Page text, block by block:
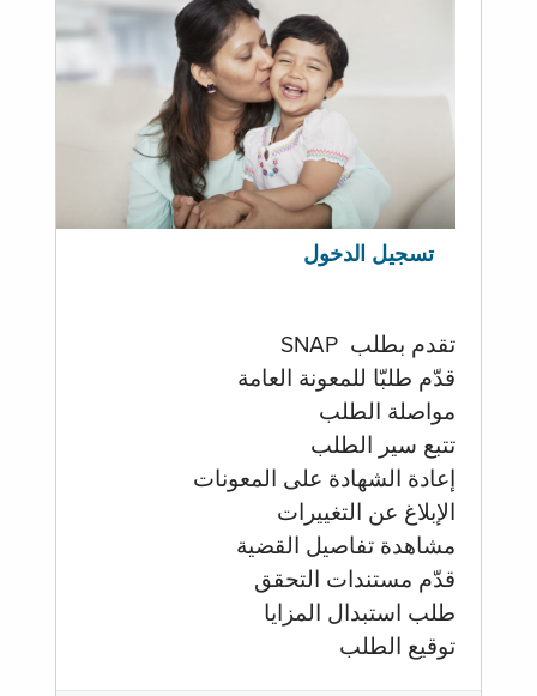
تسجيل الدخول
تقدم بطلب SNAP
قدّم طلبّا للمعونة العامة
مواصلة الطلب
تتبع سير الطلب
إعادة الشهادة على المعونات
الإبلاغ عن التغييرات
مشاهدة تفاصيل القضية
قدّم مستندات التحقق
طلب استبدال المزايا
توقيع الطلب